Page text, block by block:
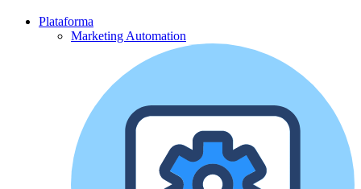
Plataforma
Marketing Automation